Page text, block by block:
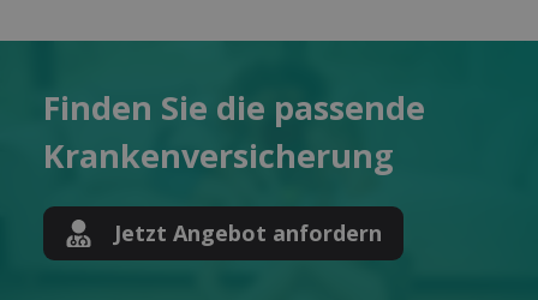
Finden Sie die pas­sende
Kranken­versicherung
Jetzt Angebot anfordern